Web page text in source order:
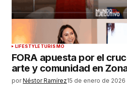
LIFESTYLETURISMO
FORA apuesta por el
arte y comunidad en
por Néstor Ramírez15 de enero de 2026